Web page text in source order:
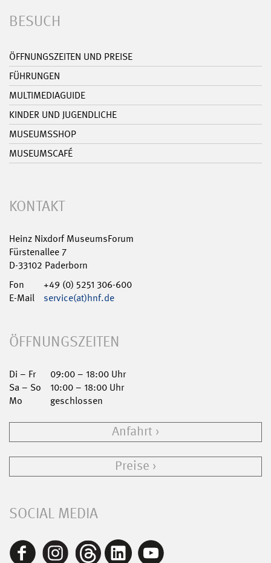
BESUCH
ÖFFNUNGSZEITEN UND PREISE
FÜHRUNGEN
MULTIMEDIAGUIDE
KINDER UND JUGENDLICHE
MUSEUMSSHOP
MUSEUMSCAFÉ
KONTAKT
Heinz Nixdorf MuseumsForum
Fürstenallee 7
D-33102 Paderborn
Fon
+49 (0) 5251 306-600
E-Mail
service(at)hnf.de
ÖFFNUNGSZEITEN
Di – Fr
09:00 – 18:00 Uhr
Sa – So
10:00 – 18:00 Uhr
Mo
geschlossen
Anfahrt
Preise
SOCIAL MEDIA